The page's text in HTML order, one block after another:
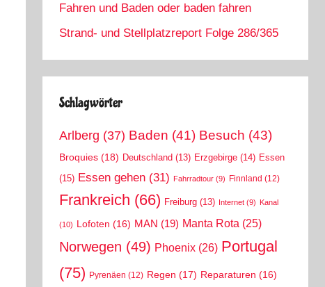
Fahren und Baden oder baden fahren
Strand- und Stellplatzreport Folge 286/365
Schlagwörter
Arlberg (37) Baden (41) Besuch (43)
Broquies (18) Deutschland (13) Erzgebirge (14) Essen
(15) Essen gehen (31) Fahrradtour (9) Finnland (12)
Frankreich (66) Freiburg (13) Internet (9) Kanal
(10) Lofoten (16) MAN (19) Manta Rota (25)
Norwegen (49) Phoenix (26) Portugal
(75) Pyrenäen (12) Regen (17) Reparaturen (16)